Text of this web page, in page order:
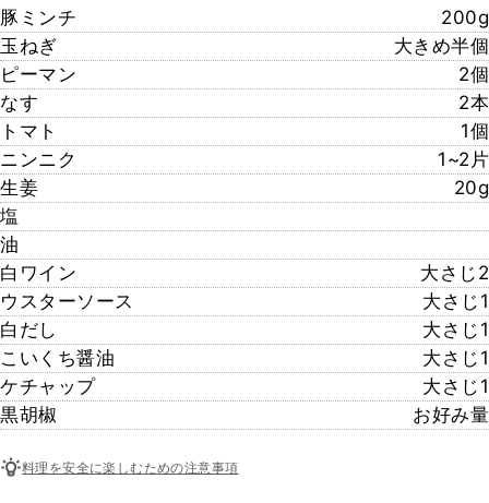
豚ミンチ
200g
玉ねぎ
大きめ半個
ピーマン
2個
なす
2本
トマト
1個
ニンニク
1~2片
生姜
20g
塩
油
白ワイン
大さじ2
ウスターソース
大さじ1
白だし
大さじ1
こいくち醤油
大さじ1
ケチャップ
大さじ1
黒胡椒
お好み量
料理を安全に楽しむための注意事項